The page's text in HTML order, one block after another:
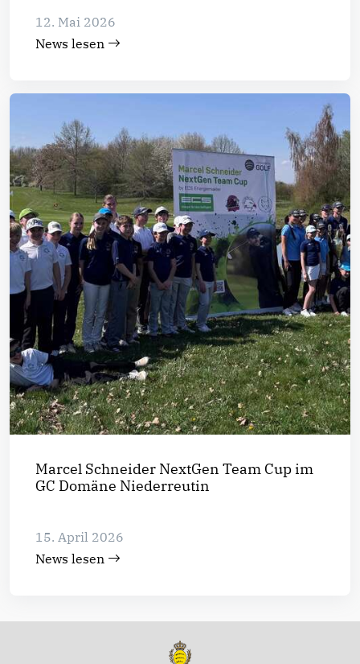
12. Mai 2026
News lesen
Marcel Schneider NextGen Team Cup im
GC Domäne Niederreutin
15. April 2026
News lesen